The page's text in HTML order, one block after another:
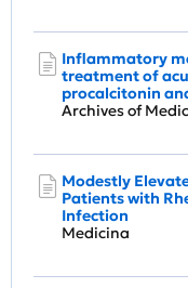
Inflammatory
treatment of
procalcitonin
Archives of
Modestly
Patients with
Infection
Medicina